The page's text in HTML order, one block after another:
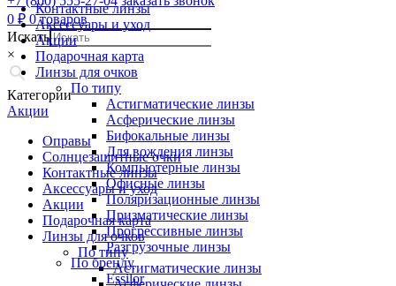
0 ₽ 0 товаров
Искать
×
Категории
Акции
Оправы
Солнцезащитные очки
Контактные линзы
Аксессуары и уход
Акции
Подарочная карта
Линзы для очков
По типу
Астигматические линзы
Контактные линзы
Аксессуары и уход
Акции
Подарочная карта
Линзы для очков
По типу
Астигматические линзы
Асферические линзы
Бифокальные линзы
Для вождения линзы
Компьютерные линзы
Офисные линзы
Поляризационные линзы
Призматические линзы
Прогрессивные линзы
Разгрузочные линзы
По бренду
Essilor